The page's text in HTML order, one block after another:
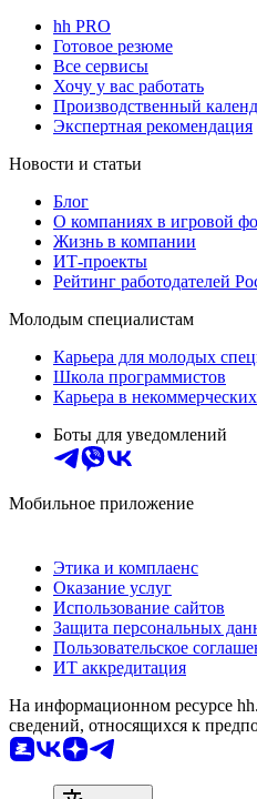
hh PRO
Готовое резюме
Все сервисы
Хочу у вас работать
Производственный
Экспертная рекомендация
Новости и статьи
Блог
О компаниях в игровой
Жизнь в компании
ИТ-проекты
Рейтинг работодателей
Молодым специалистам
Карьера для молодых
Школа программистов
Карьера в
Боты для уведомлений
Мобильное приложение
Этика и комплаенс
Оказание услуг
Использование сайтов
Защита персональных
Пользовательское
ИТ аккредитация
На информационном ресурсе
сведений, относящихся к